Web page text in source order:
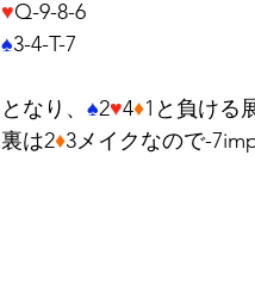
♥Q-9-8-6
♠3-4-T-7
となり、 ♠2♥4♦1と負ける
裏は2♦3メイクなので-